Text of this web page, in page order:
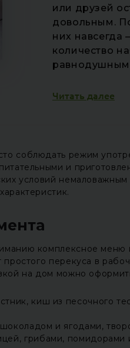
или друзей
довольным.
них навсегда
количество
Читать далее
соблюдать режим
и
условий
комплексное меню
перекуса в
на дом можно
киш из песочного
и ягодами,
грибами, помидорами